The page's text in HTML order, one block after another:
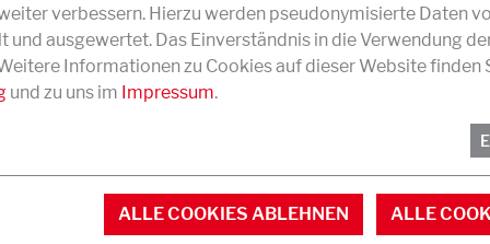
Anteil, kommunales Abwasser
verbessern. Hierzu werden pseudonymisierte Daten
und ausgewertet. Das Einverständnis in die Verwendung
Informationen zu Cookies auf dieser Website finden
und zu uns im Impressum.
ALLE COOKIES ABLEHNEN ALLE